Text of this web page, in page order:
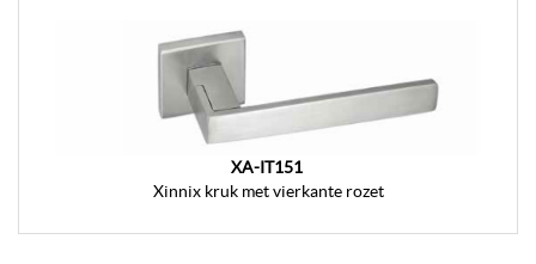
XA-IT151
Xinnix kruk met vierkante rozet